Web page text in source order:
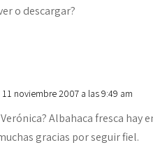
o descargar?
11 noviembre 2007 a las 9:49 am
Albahaca fresca hay
gracias por seguir fiel.